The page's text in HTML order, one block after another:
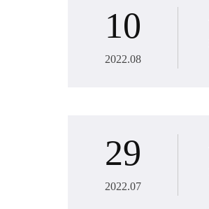
10
2022.08
29
2022.07